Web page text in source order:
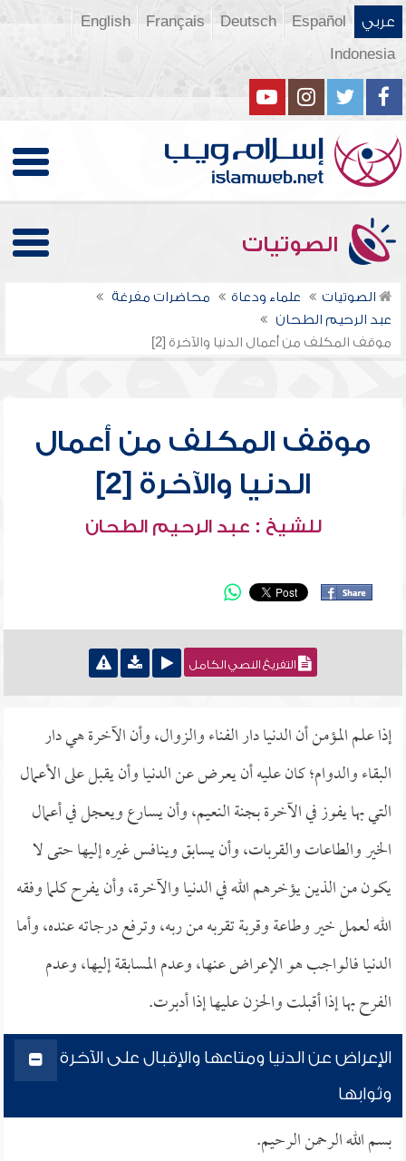
عربي Español
Deutsch
Français
English
Indonesia
الصوتيات
الصوتيات علماء ودعاة
محاضرات مفرغة
عبد الرحيم الطحان
موقف المكلف من أعمال الدنيا والآخرة [2]
موقف المكلف من أعمال
الدنيا والآخرة [2]
للشيخ : عبد الرحيم الطحان
التفريغ النصي الكامل
إذا علم المؤمن أن الدنيا دار الفناء والزوال، وأن الآخرة هي دار
البقاء والدوام؛ كان عليه أن يعرض عن الدنيا وأن يقبل على الأعمال
التي بها يفوز في الآخرة بجنة النعيم، وأن يسارع ويعجل في أعمال
الخير والطاعات والقربات، وأن يسابق وينافس غيره إليها حتى لا
يكون من الذين يؤخرهم الله في الدنيا والآخرة، وأن يفرح كلما وفقه
الله لعمل خير وطاعة وقربة تقربه من ربه، وترفع درجاته عنده، وأما
الدنيا فالواجب هو الإعراض عنها، وعدم المسابقة إليها، وعدم
الفرح بها إذا أقبلت والحزن عليها إذا أدبرت.
الإعراض عن الدنيا ومتاعها والإقبال على الآخرة
وثوابها
بسم الله الرحمن الرحيم.